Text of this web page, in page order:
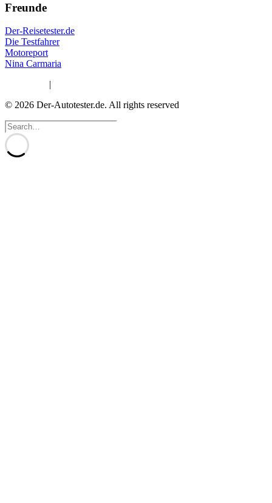
Freunde
Der-Reisetester.de
Die Testfahrer
Motoreport
Nina Carmaria
|
© 2026 Der-Autotester.de. All rights reserved